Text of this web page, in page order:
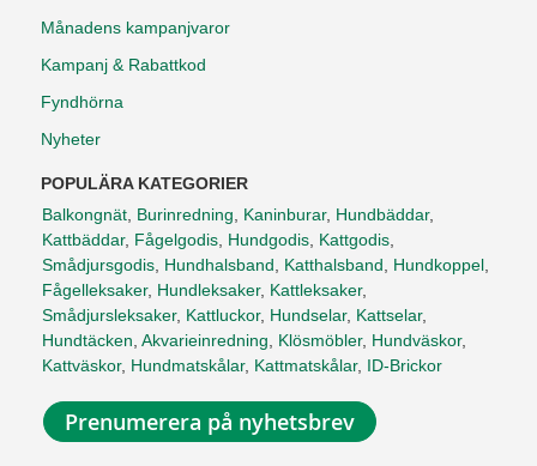
Månadens kampanjvaror
Kampanj & Rabattkod
Fyndhörna
Nyheter
POPULÄRA KATEGORIER
Balkongnät, Burinredning, Kaninburar, Hundbäddar,
Kattbäddar, Fågelgodis, Hundgodis, Kattgodis,
Smådjursgodis, Hundhalsband, Katthalsband, Hundkoppel,
Fågelleksaker, Hundleksaker, Kattleksaker,
Smådjursleksaker, Kattluckor, Hundselar, Kattselar,
Hundtäcken, Akvarieinredning, Klösmöbler, Hundväskor,
Kattväskor, Hundmatskålar, Kattmatskålar, ID-Brickor
Prenumerera på nyhetsbrev